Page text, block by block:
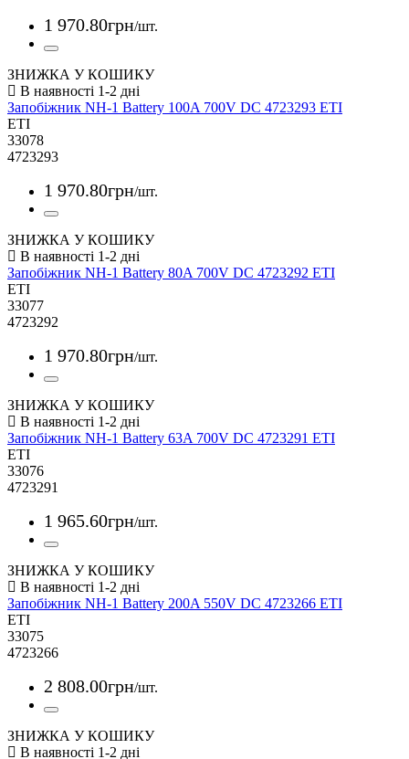
1 970.80грн/шт.
ЗНИЖКА У КОШИКУ
Запобіжник NH-1 Battery 100A 700V DC 4723293 ETI
ETI
33078
4723293
1 970.80грн/шт.
ЗНИЖКА У КОШИКУ
Запобіжник NH-1 Battery 80A 700V DC 4723292 ETI
ETI
33077
4723292
1 970.80грн/шт.
ЗНИЖКА У КОШИКУ
Запобіжник NH-1 Battery 63A 700V DC 4723291 ETI
ETI
33076
4723291
1 965.60грн/шт.
ЗНИЖКА У КОШИКУ
Запобіжник NH-1 Battery 200A 550V DC 4723266 ETI
ETI
33075
4723266
2 808.00грн/шт.
ЗНИЖКА У КОШИКУ